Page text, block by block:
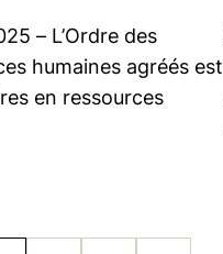
– L’Ordre des
humaines agréés est
en ressources